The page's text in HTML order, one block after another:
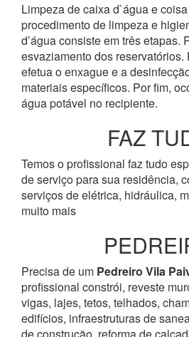
Limpeza de caixa d`água e
procedimento de limpeza e
d’água consiste em três etapas.
esvaziamento dos
efetua o enxague e a
materiais específicos. Por fim,
água potável no recipiente.
FAZ
Temos o profissional faz tudo
de serviço para sua residência,
serviços de elétrica, hidráulica,
muito mais
Precisa de um Pedreiro Vila
profissional constrói, reveste
vigas, lajes, tetos, telhados,
edifícios, infraestruturas de